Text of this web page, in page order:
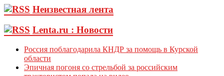
Неизвестная лента
Lenta.ru : Новости
Россия поблагодарила КНДР за помощь в Курской
области
Эпичная погоня со стрельбой за российским